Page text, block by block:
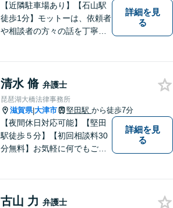
【近隣駐車場あり】【石山駅
徒歩1分】モットーは、依頼者
や相談者の方々の話を丁寧に
にまずは遠慮なくご相談くだ
さい。
詳細を見
る
清水 脩 弁護士
琵琶湖大橋法律事務所
滋賀県|大津市 堅田駅 から徒歩7分
【夜間休日対応可能】【堅田
駅徒歩５分】【初回相談料30
分無料】お気軽に何でもご相
詳細を見
る
古山 力 弁護士